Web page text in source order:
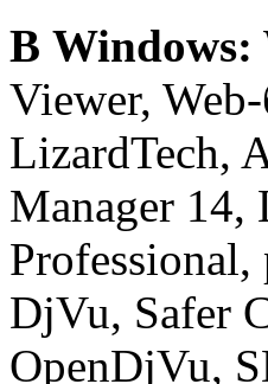
В Windows:
Viewer,
LizardTech,
Manager 14,
DjVu, Safer
OpenDjVu,